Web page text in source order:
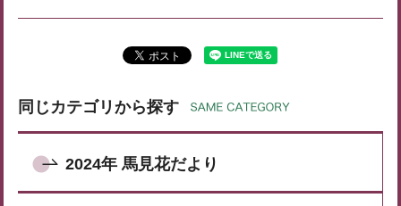
同じカテゴリから探す
2024年 馬見花だより